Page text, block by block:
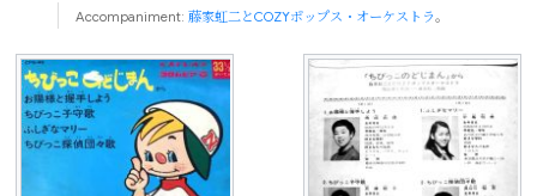
Accompaniment:藤家虹二とCOZYポップス・オーケストラ。